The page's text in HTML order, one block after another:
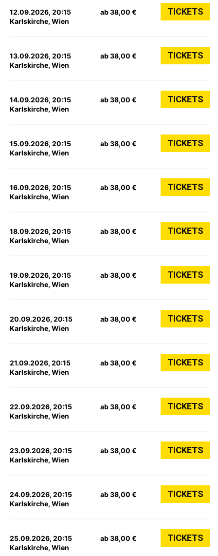
12.09.2026, 20:15
Karlskirche, Wien
ab 38,00 € TICKETS
13.09.2026, 20:15
Karlskirche, Wien
ab 38,00 € TICKETS
14.09.2026, 20:15
Karlskirche, Wien
ab 38,00 € TICKETS
15.09.2026, 20:15
Karlskirche, Wien
ab 38,00 € TICKETS
16.09.2026, 20:15
Karlskirche, Wien
ab 38,00 € TICKETS
18.09.2026, 20:15
Karlskirche, Wien
ab 38,00 € TICKETS
19.09.2026, 20:15
Karlskirche, Wien
ab 38,00 € TICKETS
20.09.2026, 20:15
Karlskirche, Wien
ab 38,00 € TICKETS
21.09.2026, 20:15
Karlskirche, Wien
ab 38,00 € TICKETS
22.09.2026, 20:15
Karlskirche, Wien
ab 38,00 € TICKETS
23.09.2026, 20:15
Karlskirche, Wien
ab 38,00 € TICKETS
24.09.2026, 20:15
Karlskirche, Wien
ab 38,00 € TICKETS
25.09.2026, 20:15
Karlskirche, Wien
ab 38,00 € TICKETS